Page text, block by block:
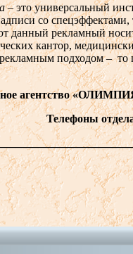
– это универсальный
со
данный рекламный
кантор,
подходом –
«ОЛИМПИЯ»
Телефоны